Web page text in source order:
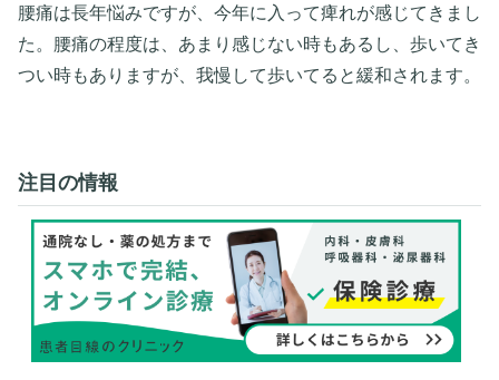
腰痛は長年悩みですが、今年に入って痺れが感じてきまし
た。腰痛の程度は、あまり感じない時もあるし、歩いてき
つい時もありますが、我慢して歩いてると緩和されます。
注目の情報